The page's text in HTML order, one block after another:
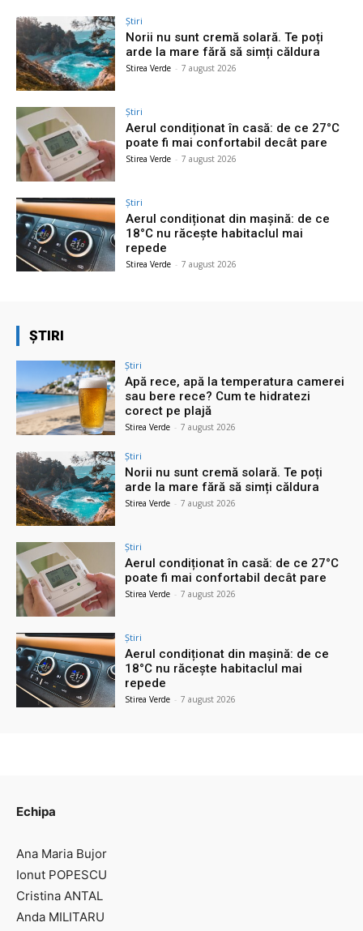
Știri
Norii nu sunt cremă solară. Te poți
arde la mare fără să simți căldura
Stirea Verde - 7 august 2026
Știri
Aerul condiționat în casă: de ce 27°C
poate fi mai confortabil decât pare
Stirea Verde - 7 august 2026
Știri
Aerul condiționat din mașină: de ce
18°C nu răcește habitaclul mai
repede
Stirea Verde - 7 august 2026
ȘTIRI
Știri
Apă rece, apă la temperatura camerei
sau bere rece? Cum te hidratezi
corect pe plajă
Stirea Verde - 7 august 2026
Știri
Norii nu sunt cremă solară. Te poți
arde la mare fără să simți căldura
Stirea Verde - 7 august 2026
Știri
Aerul condiționat în casă: de ce 27°C
poate fi mai confortabil decât pare
Stirea Verde - 7 august 2026
Știri
Aerul condiționat din mașină: de ce
18°C nu răcește habitaclul mai
repede
Stirea Verde - 7 august 2026
Echipa
Ana Maria Bujor
Ionut POPESCU
Cristina ANTAL
Anda MILITARU